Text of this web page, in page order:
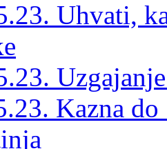
Uhvati,
Kazna